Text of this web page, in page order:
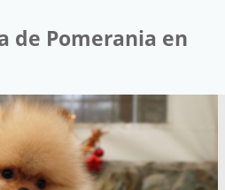
de Pomerania en